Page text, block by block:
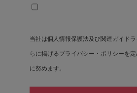
当社は個人情報保護法及び関連ガイドラ
ら に掲げるプライバシー・ポリシーを
に努めます。